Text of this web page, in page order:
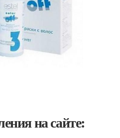
на сайте: